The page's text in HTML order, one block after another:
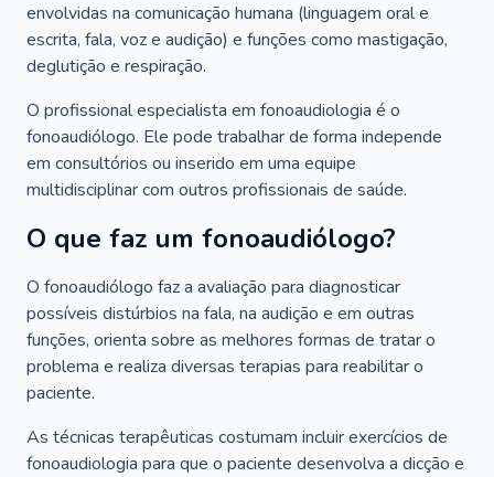
envolvidas na comunicação humana (linguagem oral e
escrita, fala, voz e audição) e funções como mastigação,
deglutição e respiração.
O profissional especialista em fonoaudiologia é o
fonoaudiólogo. Ele pode trabalhar de forma independe
em consultórios ou inserido em uma equipe
multidisciplinar com outros profissionais de saúde.
O que faz um fonoaudiólogo?
O fonoaudiólogo faz a avaliação para diagnosticar
possíveis distúrbios na fala, na audição e em outras
funções, orienta sobre as melhores formas de tratar o
problema e realiza diversas terapias para reabilitar o
paciente.
As técnicas terapêuticas costumam incluir exercícios de
fonoaudiologia para que o paciente desenvolva a dicção e